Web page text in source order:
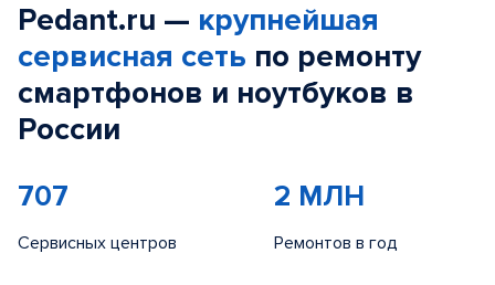
Pedant.ru — крупнейшая
сервисная сеть по ремонту
смартфонов и ноутбуков в
России
707
Сервисных центров
2 МЛН
Ремонтов в год